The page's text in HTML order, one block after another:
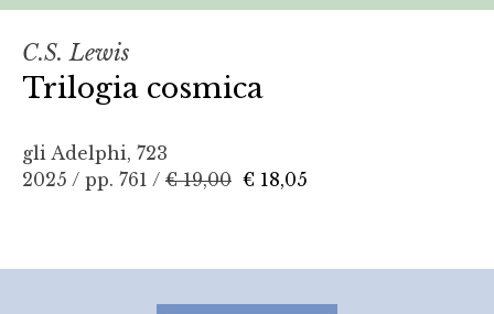
C.S. Lewis
Trilogia cosmica
gli Adelphi, 723
2025 / pp. 761 / € 19,00 € 18,05